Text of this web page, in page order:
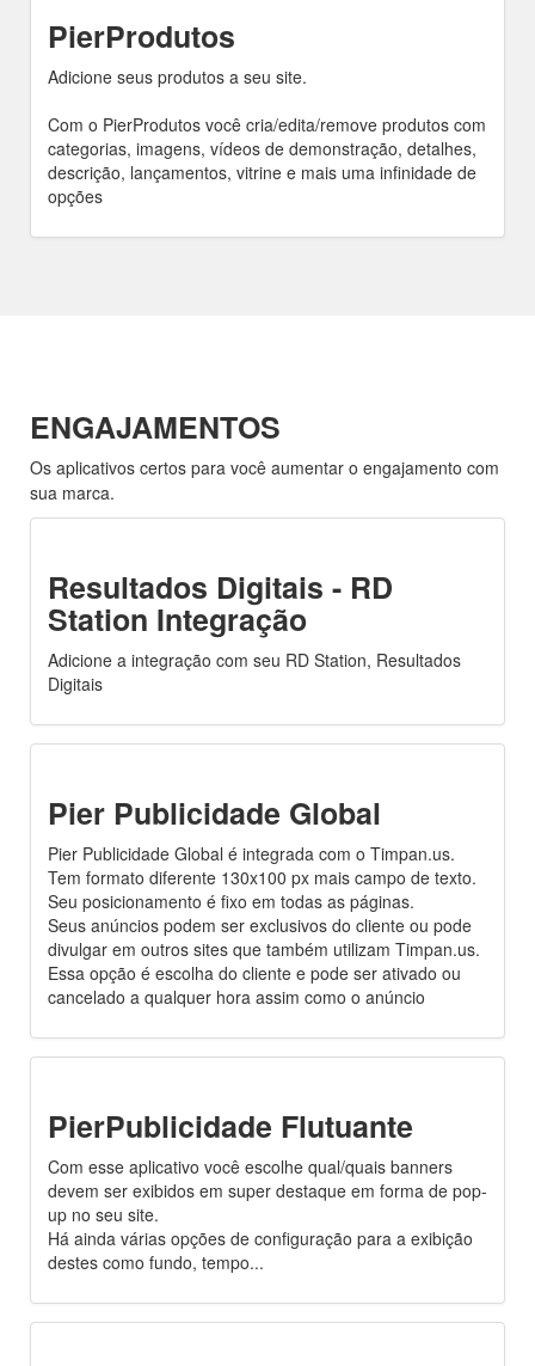
PierProdutos
Adicione seus produtos a seu site.
Com o PierProdutos você cria/edita/remove produtos com
categorias, imagens, vídeos de demonstração, detalhes,
descrição, lançamentos, vitrine e mais uma infinidade de
opções
ENGAJAMENTOS
Os aplicativos certos para você aumentar o engajamento com
sua marca.
Resultados Digitais - RD
Station Integração
Adicione a integração com seu RD Station, Resultados
Digitais
Pier Publicidade Global
Pier Publicidade Global é integrada com o Timpan.us.
Tem formato diferente 130x100 px mais campo de texto.
Seu posicionamento é fixo em todas as páginas.
Seus anúncios podem ser exclusivos do cliente ou pode
divulgar em outros sites que também utilizam Timpan.us.
Essa opção é escolha do cliente e pode ser ativado ou
cancelado a qualquer hora assim como o anúncio
PierPublicidade Flutuante
Com esse aplicativo você escolhe qual/quais banners
devem ser exibidos em super destaque em forma de pop-
up no seu site.
Há ainda várias opções de configuração para a exibição
destes como fundo, tempo...